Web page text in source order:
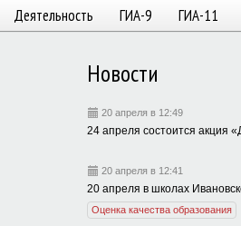
Деятельность ГИА-9 ГИА-11
Новости
20 апреля в 12:49
24 апреля состоится акция
20 апреля в 12:41
20 апреля в школах
Оценка качества образования